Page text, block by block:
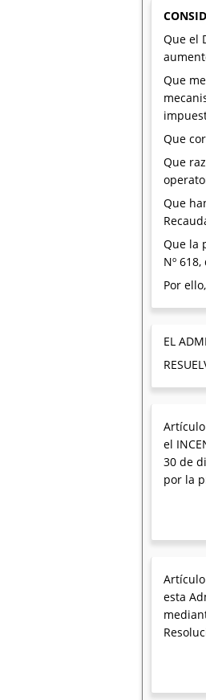
Que el
Que
Que
Que
Que
Que la
Nº
Por ello,
EL
el
30 de
por la
esta